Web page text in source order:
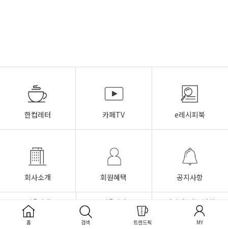
한컵레터 카페TV e레시피북
회사소개 회원혜택 공지사항
이용안내 이용약관
개인정보취급방침
1:1문의
홈 검색 트렌드픽 MY